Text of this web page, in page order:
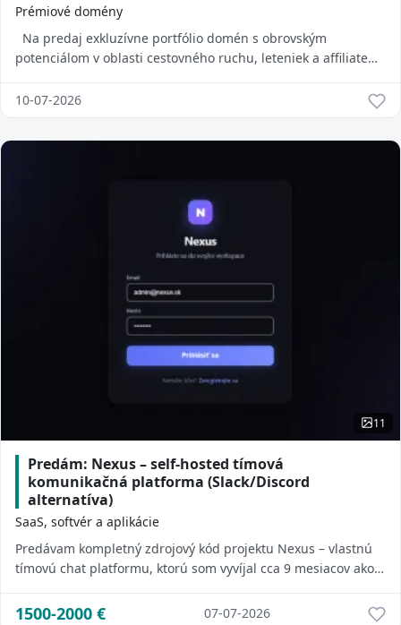
Prémiové domény
Na predaj exkluzívne portfólio domén s obrovským
potenciálom v oblasti cestovného ruchu, leteniek a affiliate
10-07-2026
11
Predám: Nexus – self-hosted tímová
komunikačná platforma (Slack/Discord
alternatíva)
SaaS, softvér a aplikácie
Predávam kompletný zdrojový kód projektu Nexus – vlastnú
tímovú chat platformu, ktorú som vyvíjal cca 9 mesiacov ako
1500-2000 € 07-07-2026